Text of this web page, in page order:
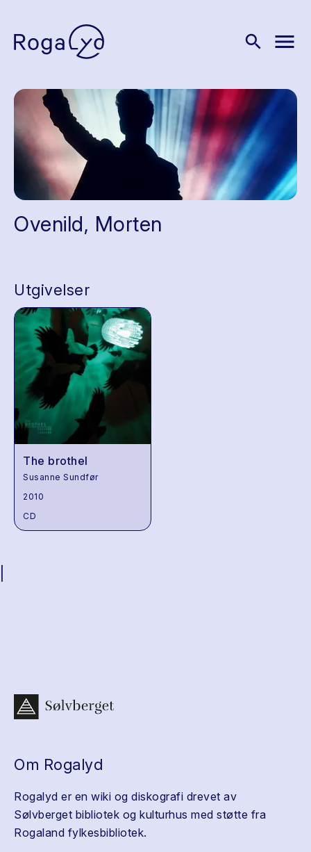
search menu
Ovenild, Morten
Utgivelser
The brothel
Susanne Sundfør
2010
CD
Om Rogalyd
Rogalyd er en wiki og diskografi drevet av
Sølvberget bibliotek og kulturhus med støtte fra
Rogaland fylkesbibliotek.